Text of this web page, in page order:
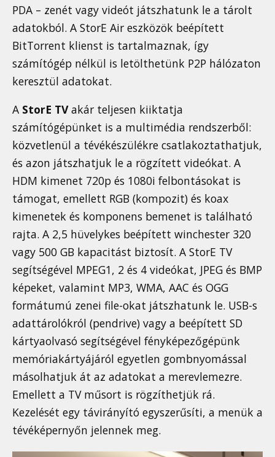
PDA – zenét vagy videót játszhatunk le a tárolt
adatokból. A StorE Air eszközök beépített
BitTorrent klienst is tartalmaznak, így
számítógép nélkül is letölthetünk P2P hálózaton
keresztül adatokat.
A StorE TVakár teljesen kiiktatja
számítógépünket is a multimédia rendszerből:
közvetlenül a tévékészülékre csatlakoztathatjuk,
és azon játszhatjuk le a rögzített videókat. A
HDM kimenet 720p és 1080i felbontásokat is
támogat, emellett RGB (kompozit) és koax
kimenetek és komponens bemenet is található
rajta. A 2,5 hüvelykes beépített winchester 320
vagy 500 GB kapacitást biztosít. A StorE TV
segítségével MPEG1, 2 és 4 videókat, JPEG és BMP
képeket, valamint MP3, WMA, AAC és OGG
formátumú zenei file-okat játszhatunk le. USB-s
adattárolókról (pendrive) vagy a beépített SD
kártyaolvasó segítségével fényképezőgépünk
memóriakártyájáról egyetlen gombnyomással
másolhatjuk át az adatokat a merevlemezre.
Emellett a TV műsort is rögzíthetjük rá.
Kezelését egy távirányító egyszerűsíti, a menük a
tévéképernyőn jelennek meg.